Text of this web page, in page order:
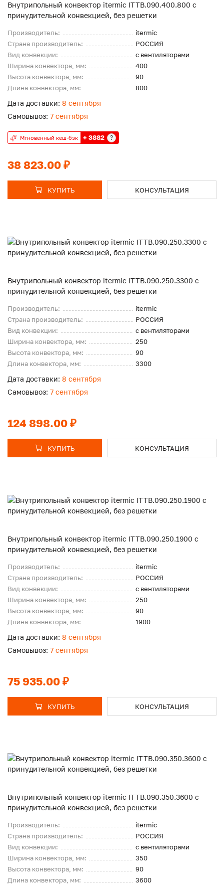
Внутрипольный конвектор itermic ITTB.090.400.800 с
принудительной конвекцией, без решетки
Производитель:
itermic
Страна производитель:
РОССИЯ
Вид конвекции:
с вентиляторами
Ширина конвектора, мм:
400
Высота конвектора, мм:
90
Длина конвектора, мм:
800
38 823.00 ₽
Дата доставки: 8 сентября
Самовывоз: 7 сентября
Мгновенный кеш-бэк + 3882 ?
КУПИТЬ КОНСУЛЬТАЦИЯ
Внутрипольный конвектор itermic ITTB.090.250.3300 с
принудительной конвекцией, без решетки
Производитель:
itermic
Страна производитель:
РОССИЯ
Вид конвекции:
с вентиляторами
Ширина конвектора, мм:
250
Высота конвектора, мм:
90
Длина конвектора, мм:
3300
124 898.00 ₽
Дата доставки: 8 сентября
Самовывоз: 7 сентября
КУПИТЬ КОНСУЛЬТАЦИЯ
Внутрипольный конвектор itermic ITTB.090.250.1900 с
принудительной конвекцией, без решетки
Производитель:
itermic
Страна производитель:
РОССИЯ
Вид конвекции:
с вентиляторами
Ширина конвектора, мм:
250
Высота конвектора, мм:
90
Длина конвектора, мм:
1900
75 935.00 ₽
Дата доставки: 8 сентября
Самовывоз: 7 сентября
КУПИТЬ КОНСУЛЬТАЦИЯ
Внутрипольный конвектор itermic ITTB.090.350.3600 с
принудительной конвекцией, без решетки
Производитель:
itermic
Страна производитель:
РОССИЯ
Вид конвекции:
с вентиляторами
Ширина конвектора, мм:
350
Высота конвектора, мм:
90
Длина конвектора, мм:
3600